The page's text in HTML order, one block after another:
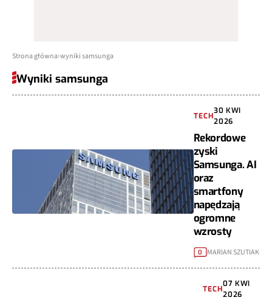
Strona główna wyniki samsunga
Wyniki samsunga
TECH
30 KWI
2026
Rekordowe
zyski
Samsunga. AI
oraz
smartfony
napędzają
ogromne
wzrosty
0 MARIAN SZUTIAK
TECH
07 KWI
2026